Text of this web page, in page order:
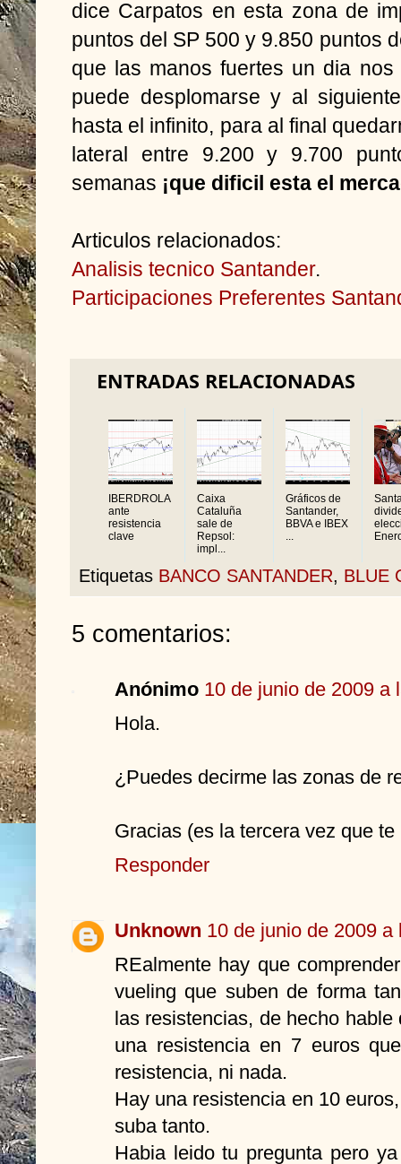
dice Carpatos en esta zona de
puntos del SP 500 y 9.850 puntos
que las manos fuertes un dia
puede desplomarse y al
hasta el infinito, para al final
lateral entre 9.200 y 9.700
semanas ¡que dificil esta el
Articulos relacionados:
Analisis tecnico Santander.
Participaciones Preferentes
ENTRADAS RELACIONADAS
IBERDROLA
ante
resistencia
clave
Caixa
Cataluña
sale de
Repsol:
impl...
Gráficos de
Santander,
BBVA e IBEX
...
Etiquetas BANCO SANTANDER, BLUE
5 comentarios:
Anónimo 10 de junio de 2009 a
Hola.
¿Puedes decirme las zonas de
Gracias (es la tercera vez que
Responder
Unknown 10 de junio de 2009 a
REalmente hay que
vueling que suben de forma
las resistencias, de hecho
una resistencia en 7 euros
resistencia, ni nada.
Hay una resistencia en 10
suba tanto.
Habia leido tu pregunta pero